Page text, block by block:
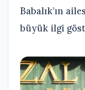
Babalık’ın
büyük ilgi